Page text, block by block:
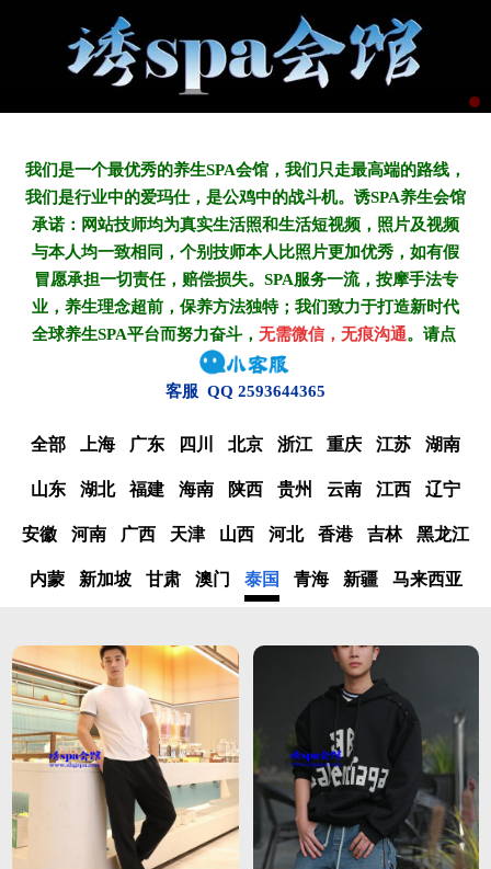
我们是一个最优秀的养生SPA会馆，我们只走最高端的路线，
我们是行业中的爱玛仕，是公鸡中的战斗机。诱SPA养生会馆
承诺：网站技师均为真实生活照和生活短视频，照片及视频
与本人均一致相同，个别技师本人比照片更加优秀，如有假
冒愿承担一切责任，赔偿损失。SPA服务一流，按摩手法专
业，养生理念超前，保养方法独特；我们致力于打造新时代
全球养生SPA平台而努力奋斗， 无需微信，无痕沟通。请点
客服 QQ 2593644365
全部 上海 广东 四川 北京 浙江 重庆 江苏 湖南
山东 湖北 福建 海南 陕西 贵州 云南 江西 辽宁
安徽 河南 广西 天津 山西 河北 香港 吉林 黑龙江
内蒙 新加坡 甘肃 澳门 泰国 青海 新疆 马来西亚